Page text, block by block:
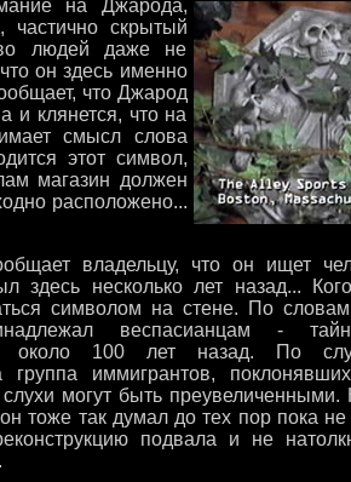
на Джарода,
скрытый
людей даже не
он здесь именно
что Джарод
и клянется, что на
смысл слова
этот символ,
магазин должен
расположено...
владельцу, что он ищет
здесь несколько лет назад...
символом на стене. По
веспасианцам -
около 100 лет назад. По
группа иммигрантов,
слухи могут быть
он тоже так думал до тех пор пока
подвала и не